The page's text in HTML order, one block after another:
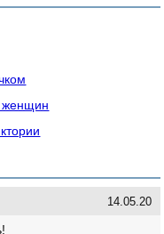
женщин
14.05.20